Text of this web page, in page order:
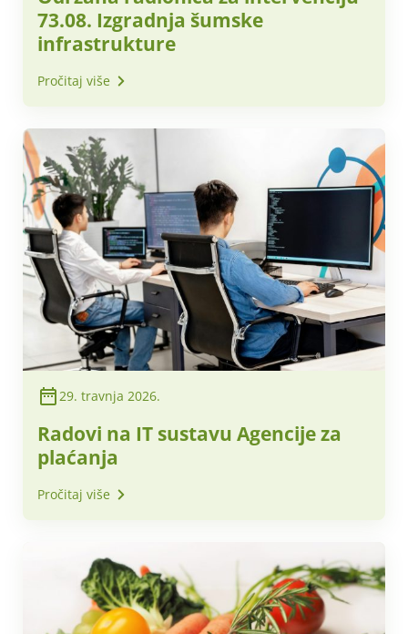
73.08. Izgradnja šumske
infrastrukture
Pročitaj više
29. travnja 2026.
Radovi na IT sustavu Agencije za
plaćanja
Pročitaj više